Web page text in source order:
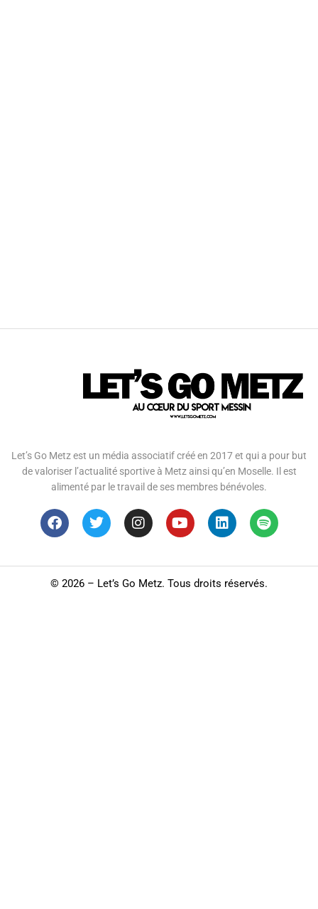
Let’s Go Metz est un média associatif créé en 2017 et qui a pour but
de valoriser l’actualité sportive à Metz ainsi qu’en Moselle. Il est
alimenté par le travail de ses membres bénévoles.
© 2026 – Let’s Go Metz. Tous droits réservés.